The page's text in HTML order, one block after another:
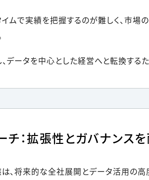
ムで実績を把握するのが難しく、市場
データを中心とした経営へと転換する
チ：拡張性とガバナンス
、将来的な全社展開とデータ活用の